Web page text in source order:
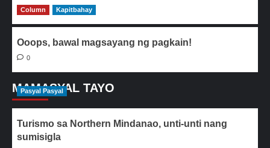
0
Column Kapitbahay
Ooops, bawal magsayang ng pagkain!
0
MAMASYAL TAYO
Pasyal Pasyal
Turismo sa Northern Mindanao, unti-unti nang
sumisigla